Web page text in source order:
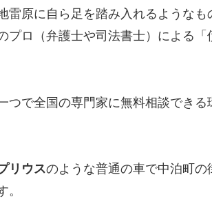
雷原に自ら足を踏み入れるようなも
ロ（弁護士や司法書士）による「
で全国の専門家に無料相談できる
リウスのような普通の車で中泊町の
。